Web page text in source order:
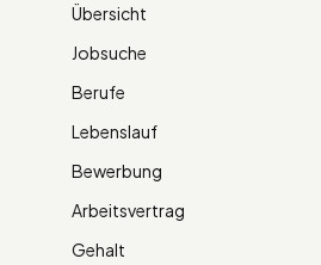
Übersicht
Jobsuche
Berufe
Lebenslauf
Bewerbung
Arbeitsvertrag
Gehalt